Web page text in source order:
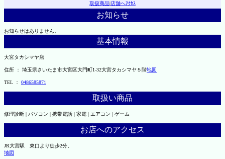
取扱商品|店舗へｱｸｾｽ
お知らせ
お知らせはありません。
基本情報
大宮タカシマヤ店
住所 ： 埼玉県さいたま市大宮区大門町1-32大宮タカシマヤ５階地図
TEL ： 0486585871
取扱い商品
修理診断 | パソコン | 携帯電話 | 家電 | エアコン | ゲーム
お店へのアクセス
JR大宮駅 東口より徒歩2分。
地図